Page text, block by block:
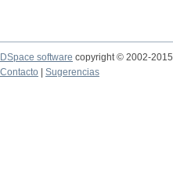
DSpace software copyright © 2002-2015
Contacto
Sugerencias